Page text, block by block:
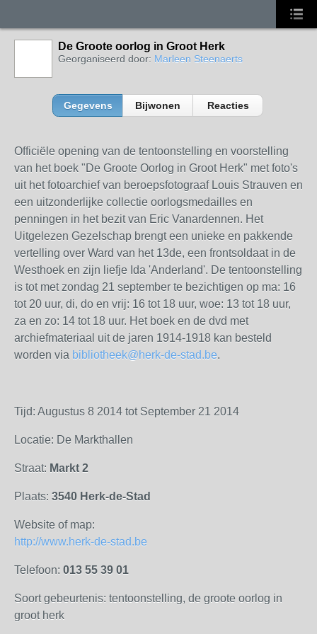
De Groote oorlog in Groot Herk
Georganiseerd door: Marleen Steenaerts
Gegevens Bijwonen Reacties
Officiële opening van de tentoonstelling en voorstelling
van het boek "De Groote Oorlog in Groot Herk" met foto's
uit het fotoarchief van beroepsfotograaf Louis Strauven en
een uitzonderlijke collectie oorlogsmedailles en
penningen in het bezit van Eric Vanardennen. Het
Uitgelezen Gezelschap brengt een unieke en pakkende
vertelling over Ward van het 13de, een frontsoldaat in de
Westhoek en zijn liefje Ida 'Anderland'. De tentoonstelling
is tot met zondag 21 september te bezichtigen op ma: 16
tot 20 uur, di, do en vrij: 16 tot 18 uur, woe: 13 tot 18 uur,
za en zo: 14 tot 18 uur. Het boek en de dvd met
archiefmateriaal uit de jaren 1914-1918 kan besteld
worden via bibliotheek@herk-de-stad.be.
Tijd: Augustus 8 2014 tot September 21 2014
Locatie: De Markthallen
Straat: Markt 2
Plaats: 3540 Herk-de-Stad
Website of map:
http://www.herk-de-stad.be
Telefoon: 013 55 39 01
Soort gebeurtenis: tentoonstelling, de groote oorlog in
groot herk